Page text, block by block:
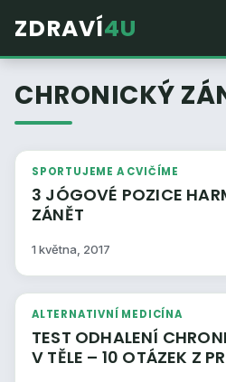
ZDRAVÍ4U
CHRONICKÝ
SPORTUJEME A CVIČÍME
3 JÓGOVÉ POZICE HARMONIZUJÍCÍ
ZÁNĚT
1 května, 2017
ALTERNATIVNÍ MEDICÍNA
TEST ODHALENÍ CHRONICKÉHO ZÁNĚTU
V TĚLE –